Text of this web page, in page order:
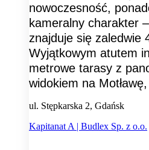
nowoczesność,
kameralny charakter
znajduje się zaledwie
Wyjątkowym atutem
metrowe tarasy z
widokiem na
ul. Stępkarska 2, Gdańsk
Kapitanat A | Budlex Sp. z o.o.